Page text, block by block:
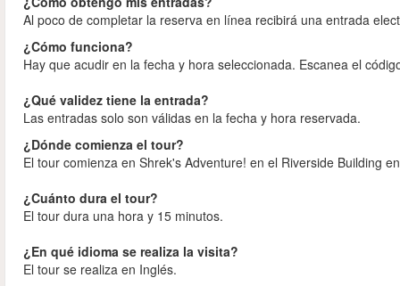
Al poco de completar la reserva en línea recibirá una entrada
¿Cómo funciona?
Hay que acudir en la fecha y hora seleccionada. Escanea el
¿Qué validez tiene la entrada?
Las entradas solo son válidas en la fecha y hora reservada.
¿Dónde comienza el tour?
El tour comienza en Shrek's Adventure! en el Riverside Building
¿Cuánto dura el tour?
El tour dura una hora y 15 minutos.
¿En qué idioma se realiza la visita?
El tour se realiza en Inglés.